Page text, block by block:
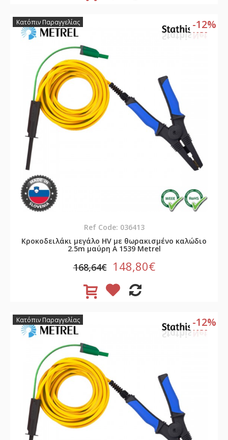
-12%
Κατόπιν Παραγγελίας
Ref Code: 036413
Κροκοδειλάκι μεγάλο HV με θωρακισμένο καλώδιο
2.5m μαύρη A 1539 Metrel
168,64€ 148,80€
-12%
Κατόπιν Παραγγελίας